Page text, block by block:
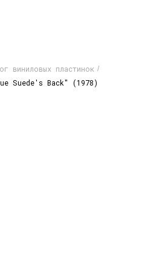
виниловых пластинок /
Suede's Back" (1978)